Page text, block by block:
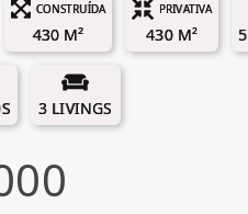
CONSTRUÍDA
430 M²
PRIVATIVA
430 M²
3 LIVINGS